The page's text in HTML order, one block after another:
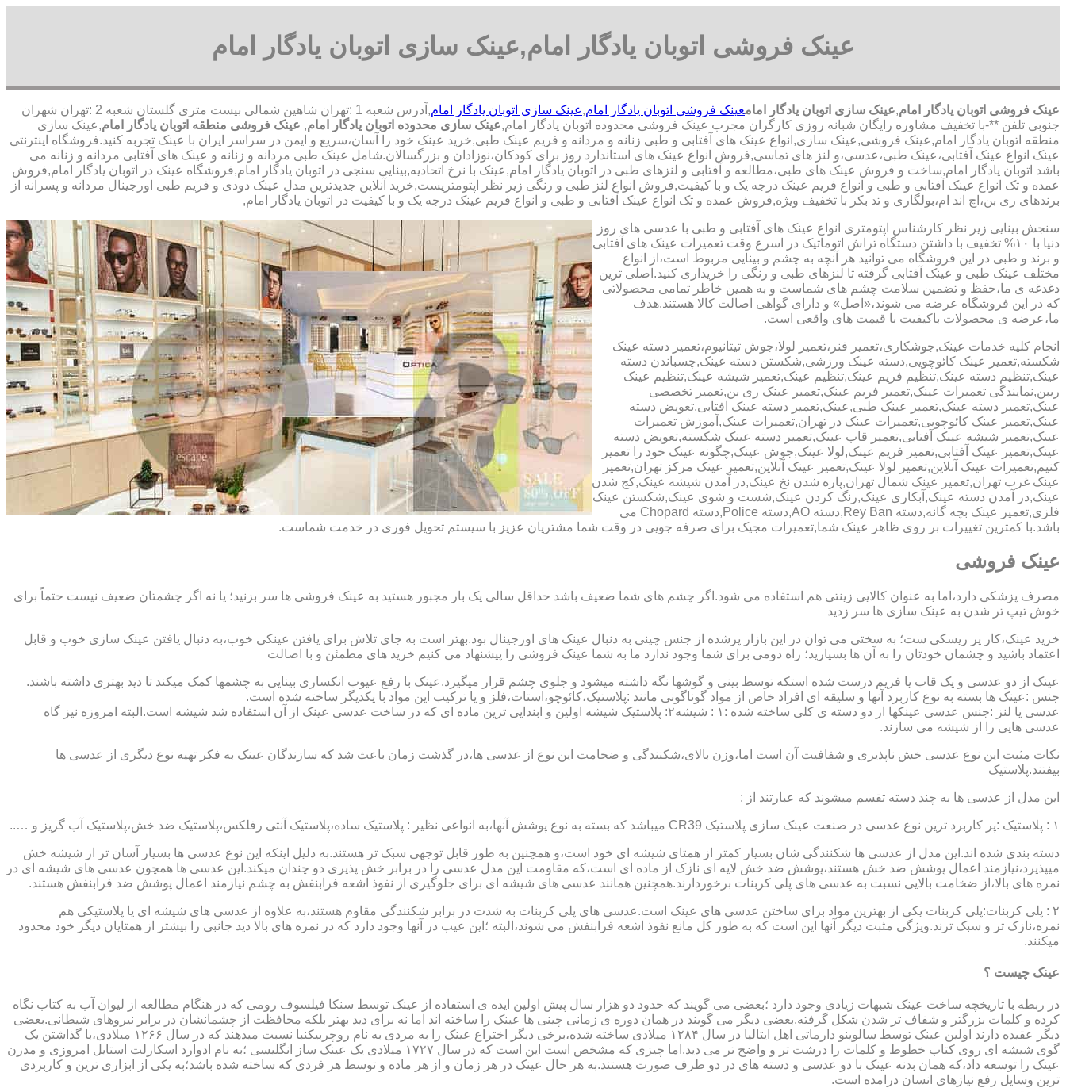
عینک فروشی اتوبان یادگار امام,عینک سازی اتوبان یادگار امام
عینک فروشی اتوبان یادگار امام,عینک سازی اتوبان یادگار امامعینک فروشی اتوبان یادگار امام,عینک سازی اتوبان یادگار امام
,آدرس شعبه 1 :تهران شاهین شمالی بیست متری گلستان شعبه 2 :تهران شهران
جنوبی تلفن **-با تخفیف مشاوره رایگان شبانه روزی کارگران مجرب عینک فروشی محدوده اتوبان یادگار امام,عینک سازی محدوده اتوبان یادگار امام, عینک فروشی منطقه اتوبان یادگار امام,عینک سازی
منطقه اتوبان یادگار امام,عینک فروشی,عینک سازی,انواع عینک های آفتابی و طبی زنانه و مردانه و فریم عینک طبی,خرید عینک خود را آسان،سریع و ایمن در سراسر ایران با عینک تجربه کنید.فروشگاه اینترنتی
عینک انواع عینک آفتابی،عینک طبی،عدسی،و لنز های تماسی,فروش انواع عینک های استاندارد روز برای کودکان،نوزادان و بزرگسالان.شامل عینک طبی مردانه و زنانه و عینک های آفتابی مردانه و زنانه می
باشد اتوبان یادگار امام,ساخت و فروش عینک های طبی،مطالعه و آفتابی و لنزهای طبی در اتوبان یادگار امام,عینک با نرخ اتحادیه,بینایی سنجی در اتوبان یادگار امام,فروشگاه عینک در اتوبان یادگار امام,فروش
عمده و تک انواع عینک آفتابی و طبی و انواع فریم عینک درجه یک و با کیفیت,فروش انواع لنز طبی و رنگی زیر نظر اپتومتریست,خرید آنلاین جدیدترین مدل عینک دودی و فریم طبی اورجینال مردانه و پسرانه از
برندهای ری بن،اچ اند ام،بولگاری و تد بکر با تخفیف ویژه,فروش عمده و تک انواع عینک آفتابی و طبی و انواع فریم عینک درجه یک و با کیفیت در اتوبان یادگار امام,
سنجش بینایی زیر نظر کارشناس اپتومتری انواع عینک های آفتابی و طبی با عدسی های روز
دنیا با ۱۰% تخفیف با داشتن دستگاه تراش اتوماتیک در اسرع وقت تعمیرات عینک های آفتابی
و برند و طبی در این فروشگاه می توانید هر آنچه به چشم و بینایی مربوط است،از انواع
مختلف عینک طبی و عینک آفتابی گرفته تا لنزهای طبی و رنگی را خریداری کنید.اصلی ترین
دغدغه ی ما،حفظ و تضمین سلامت چشم های شماست و به همین خاطر تمامی محصولاتی
که در این فروشگاه عرضه می شوند،«اصل» و دارای گواهی اصالت کالا هستند.هدف
ما،عرضه ی محصولات باکیفیت با قیمت های واقعی است.
انجام کلیه خدمات عینک,جوشکاری،تعمیر فنر،تعمیر لولا،جوش تیتانیوم،تعمیر دسته عینک
شکسته,تعمیر عینک کائوچویی,دسته عینک ورزشی,شکستن دسته عینک,چسباندن دسته
عینک,تنظیم دسته عینک,تنظیم فریم عینک,تنظیم عینک,تعمیر شیشه عینک,تنظیم عینک
ریبن,نمایندگی تعمیرات عینک,تعمیر فریم عینک,تعمیر عینک ری بن,تعمیر تخصصی
عینک,تعمیر دسته عینک,تعمیر عینک طبی,عینک,تعمیر دسته عینک افتابی,تعویض دسته
عینک,تعمیر عینک کائوچویی,تعمیرات عینک در تهران,تعمیرات عینک,آموزش تعمیرات
عینک,تعمیر شیشه عینک آفتابی,تعمیر قاب عینک,تعمیر دسته عینک شکسته,تعویض دسته
عینک,تعمیر عینک آفتابی,تعمیر فریم عینک,لولا عینک,جوش عینک,چگونه عینک خود را تعمیر
کنیم,تعمیرات عینک آنلاین,تعمیر لولا عینک,تعمیر عینک آنلاین,تعمیر عینک مرکز تهران,تعمیر
عینک غرب تهران,تعمیر عینک شمال تهران,پاره شدن نخ عینک,در آمدن شیشه عینک,کج شدن
عینک,در آمدن دسته عینک,آبکاری عینک,رنگ کردن عینک,شست و شوی عینک,شکستن عینک
فلزی,تعمیر عینک بچه گانه,دسته Rey Ban,دسته AO,دسته Police,دسته Chopard می
باشد.با کمترین تغییرات بر روی ظاهر عینک شما,تعمیرات مجیک برای صرفه جویی در وقت شما مشتریان عزیز با سیستم تحویل فوری در خدمت شماست.
عینک فروشی
مصرف پزشکی دارد،اما به عنوان کالایی زینتی هم استفاده می شود.اگر چشم های شما ضعیف باشد حداقل سالی یک بار مجبور هستید به عینک فروشی ها سر بزنید؛ یا نه اگر چشمتان ضعیف نیست حتماً برای
خوش تیپ تر شدن به عینک سازی ها سر زدید
خرید عینک،کار پر ریسکی ست؛ به سختی می توان در این بازار پرشده از جنس چینی به دنبال عینک های اورجینال بود.بهتر است به جای تلاش برای یافتن عینکی خوب،به دنبال یافتن عینک سازی خوب و قابل
اعتماد باشید و چشمان خودتان را به آن ها بسپارید؛ راه دومی برای شما وجود ندارد ما به شما عینک فروشی را پیشنهاد می کنیم خرید های مطمئن و با اصالت
عینک از دو عدسی و یک قاب یا فریم درست شده استکه توسط بینی و گوشها نگه داشته میشود و جلوی چشم قرار میگیرد.عینک با رفع عیوب انکساری بینایی به چشمها کمک میکند تا دید بهتری داشته باشند.
جنس :عینک ها بسته به نوع کاربرد آنها و سلیقه ای افراد خاص از مواد گوناگونی مانند :پلاستیک،کائوچو،استات،فلز و یا ترکیب این مواد با یکدیگر ساخته شده است.
عدسی یا لنز :جنس عدسی عینکها از دو دسته ی کلی ساخته شده :۱ : شیشه۲: پلاستیک شیشه اولین و ابندایی ترین ماده ای که در ساخت عدسی عینک از آن استفاده شد شیشه است.البته امروزه نیز گاه
عدسی هایی را از شیشه می سازند.
نکات مثبت این نوع عدسی خش ناپذیری و شفافیت آن است اما،وزن بالای،شکنندگی و ضخامت این نوع از عدسی ها،در گذشت زمان باعث شد که سازندگان عینک به فکر تهیه نوع دیگری از عدسی ها
بیفتند.پلاستیک
این مدل از عدسی ها به چند دسته تقسم میشوند که عبارتند از :
۱ : پلاستیک :پر کاربرد ترین نوع عدسی در صنعت عینک سازی پلاستیک CR39 میباشد که بسته به نوع پوشش آنها،به انواعی نظیر : پلاستیک ساده،پلاستیک آنتی رفلکس،پلاستیک ضد خش،پلاستیک آب گریز و …..
دسته بندی شده اند.این مدل از عدسی ها شکنندگی شان بسیار کمتر از همتای شیشه ای خود است،و همچنین به طور قابل توجهی سبک تر هستند.به دلیل اینکه این نوع عدسی ها بسیار آسان تر از شیشه خش
میپذیرد،نیازمند اعمال پوشش ضد خش هستند،پوشش ضد خش لایه ای نازک از ماده ای است،که مقاومت این مدل عدسی را در برابر خش پذیری دو چندان میکند.این عدسی ها همچون عدسی های شیشه ای در
نمره های بالا،از ضخامت بالایی نسبت به عدسی های پلی کربنات برخوردارند.همچنین همانند عدسی های شیشه ای برای جلوگیری از نفوذ اشعه فرابنفش به چشم نیازمند اعمال پوشش ضد فرابنفش هستند.
۲ : پلی کربنات:پلی کربنات یکی از بهترین مواد برای ساختن عدسی های عینک است.عدسی های پلی کربنات به شدت در برابر شکنندگی مقاوم هستند،به علاوه از عدسی های شیشه ای یا پلاستیکی هم
نمره،نازک تر و سبک ترند.ویژگی مثبت دیگر آنها این است که به طور کل مانع نفوذ اشعه فرابنفش می شوند،البته ؛این عیب در آنها وجود دارد که در نمره های بالا دید جانبی را بیشتر از همتایان دیگر خود محدود
میکنند.
عینک چیست ؟
در ربطه با تاریخچه ساخت عینک شبهات زیادی وجود دارد ؛بعضی می گویند که حدود دو هزار سال پیش اولین ایده ی استفاده از عینک توسط سنکا فیلسوف رومی که در هنگام مطالعه از لیوان آب به کتاب نگاه
کرده و کلمات بزرگتر و شفاف تر شدن شکل گرفته.بعضی دیگر می گویند در همان دوره ی زمانی چینی ها عینک را ساخته اند اما نه برای دید بهتر بلکه محافظت از چشمانشان در برابر نیروهای شیطانی.بعضی
دیگر عقیده دارند اولین عینک توسط سالوینو دارماتی اهل ایتالیا در سال ۱۲۸۴ میلادی ساخته شده،برخی دیگر اختراع عینک را به مردی به نام روچربیکنبا نسبت میدهند که در سال ۱۲۶۶ میلادی،با گذاشتن یک
گوی شیشه ای روی کتاب خطوط و کلمات را درشت تر و واضح تر می دید.اما چیزی که مشخص است این است که در سال ۱۷۲۷ میلادی یک عینک ساز انگلیسی ؛به نام ادوارد اسکارلت استایل امروزی و مدرن
عینک را توسعه داد،که همان بدنه عینک با دو عدسی و دسته های در دو طرف صورت هستند.به هر حال عینک در هر زمان و از هر ماده و توسط هر فردی که ساخته شده باشد؛به یکی از ابزاری ترین و کاربردی
ترین وسایل رفع نیازهای انسان درامده است.